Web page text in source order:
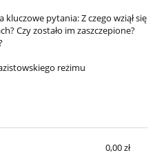
pytania: Z czego wziął się
Czy zostało im zaszczepione?
reżimu
kosztów płatności
0,00 zł